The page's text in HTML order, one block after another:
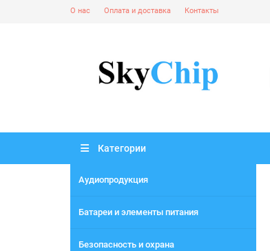
О нас Оплата и доставка Контакты
Категории
Аудиопродукция
Батареи и элементы питания
Безопасность и охрана